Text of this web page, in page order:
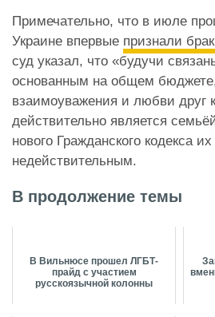
Примечательно, что в июле
Украине впервые признали
суд указал, что «будучи
основанным на общем
взаимоуважения и любви друг
действительно является
нового Гражданского кодекса
недействительным.
В продолжение темы
В Вильнюсе прошел ЛГБТ-
прайд с участием
русскоязычной колонны